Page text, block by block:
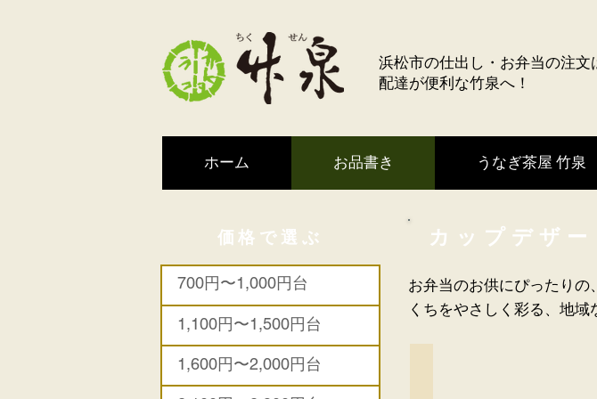
浜松市の仕出し・お弁当の注文
配達が便利な竹泉へ！
ホーム お品書き うなぎ茶屋 竹泉
価格で選ぶ
700円〜1,000円台
1,100円〜1,500円台
1,600円〜2,000円台
カップデザー
お弁当のお供にぴったりの
くちをやさしく彩る、地域